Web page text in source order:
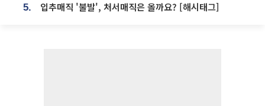
5. 입추매직 '불발', 처서매직은 올까요? [해시태그]